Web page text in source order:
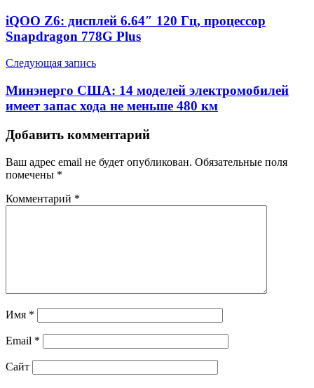
iQOO Z6: дисплей 6.64″ 120 Гц, процессор
Snapdragon 778G Plus
Следующая запись
Минэнерго США: 14 моделей электромобилей
имеет запас хода не меньше 480 км
Добавить комментарий
Ваш адрес email не будет опубликован. Обязательные поля
помечены *
Комментарий *
Имя *
Email *
Сайт